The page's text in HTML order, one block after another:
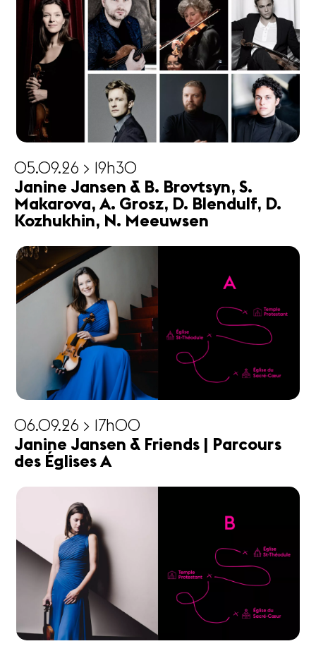
05.09.26 > 19h30
Janine Jansen & B. Brovtsyn, S.
Makarova, A. Grosz, D. Blendulf, D.
Kozhukhin, N. Meeuwsen
06.09.26 > 17h00
Janine Jansen & Friends | Parcours
des Églises A